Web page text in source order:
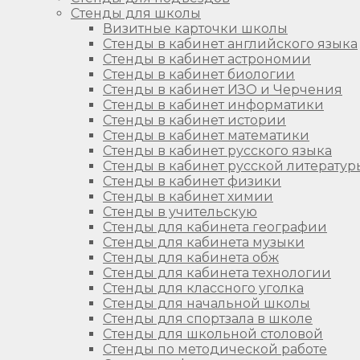
Стенды для школы
Визитные карточки школы
Стенды в кабинет английского языка
Стенды в кабинет астрономии
Стенды в кабинет биологии
Стенды в кабинет ИЗО и Черчения
Стенды в кабинет информатики
Стенды в кабинет истории
Стенды в кабинет математики
Стенды в кабинет русского языка
Стенды в кабинет русской
Стенды в кабинет физики
Стенды в кабинет химии
Стенды в учительскую
Стенды для кабинета географии
Стенды для кабинета музыки
Стенды для кабинета обж
Стенды для кабинета технологии
Стенды для классного уголка
Стенды для начальной школы
Стенды для спортзала в школе
Стенды для школьной столовой
Стенды по методической работе